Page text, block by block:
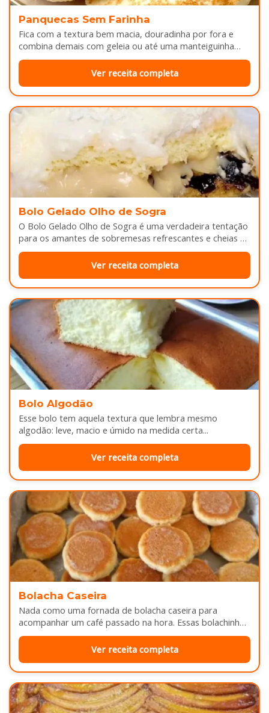
Panquecas Sem Farinha
Fica com a textura bem macia, douradinha por fora e
combina demais com geleia ou até uma manteiguinha
derretendo por cima...
Ver receita completa
Bolo Gelado Olho de Sogra
O Bolo Gelado Olho de Sogra é uma verdadeira tentação
para os amantes de sobremesas refrescantes e cheias de
sabor...
Ver receita completa
Bolo Algodão
Esse bolo tem aquela textura que lembra mesmo
algodão: leve, macio e úmido na medida certa...
Ver receita completa
Bolacha Caseira
Nada como uma fornada de bolacha caseira para
acompanhar um café passado na hora. Essas bolachinhas
ficam levemente douradas por…
Ver receita completa